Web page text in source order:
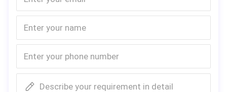
Describe your requirement in detail